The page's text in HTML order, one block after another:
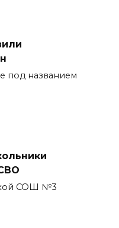
под названием
СОШ №3